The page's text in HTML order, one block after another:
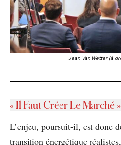
Jean Van Wetter (à
« Il Faut Créer Le Marché »
L’enjeu, poursuit-il, est donc
transition énergétique